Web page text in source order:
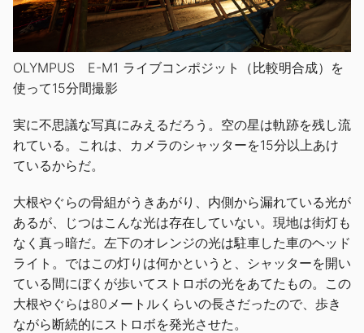
OLYMPUS E-M1 ライブコンポジット（比較明合成）を
使って15分間撮影
実に不思議な写真にみえるだろう。空の星は軌跡を残し流
れている。これは、カメラのシャッターを15分以上あけ
ているからだ。
大根やぐらの骨組がうきあがり、内側から漏れている光が
あるが、じつはこんな光は存在していない。現地は街灯も
なく真っ暗だ。左下のオレンジの光は駐車した車のヘッド
ライト。ではこの灯りは何かというと、シャッターを開い
ている間にぼくが歩いてストロボの光をあてたもの。この
大根やぐらは80メートルくらいの長さだったので、歩き
ながら断続的にストロボを発光させた。